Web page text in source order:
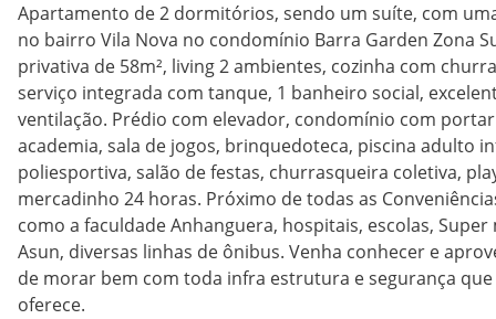
Apartamento de 2 dormitórios, sendo um suíte, com
no bairro Vila Nova no condomínio Barra Garden Zona
privativa de 58m², living 2 ambientes, cozinha com
serviço integrada com tanque, 1 banheiro social,
ventilação. Prédio com elevador, condomínio com
academia, sala de jogos, brinquedoteca, piscina adulto
poliesportiva, salão de festas, churrasqueira coletiva,
mercadinho 24 horas. Próximo de todas as
como a faculdade Anhanguera, hospitais, escolas,
Asun, diversas linhas de ônibus. Venha conhecer e
de morar bem com toda infra estrutura e segurança
oferece.